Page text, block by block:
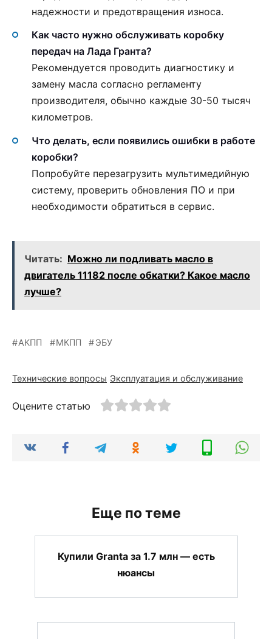
надежности и предотвращения износа.
Как часто нужно обслуживать коробку
передач на Лада Гранта?
Рекомендуется проводить диагностику и
замену масла согласно регламенту
производителя, обычно каждые 30-50 тысяч
километров.
Что делать, если появились ошибки в работе
коробки?
Попробуйте перезагрузить мультимедийную
систему, проверить обновления ПО и при
необходимости обратиться в сервис.
Читать: Можно ли подливать масло в
двигатель 11182 после обкатки? Какое масло
лучше?
АКПП МКПП ЭБУ
Технические вопросы Эксплуатация и обслуживание
Оцените статью
Еще по теме
Купили Granta за 1.7 млн — есть
нюансы